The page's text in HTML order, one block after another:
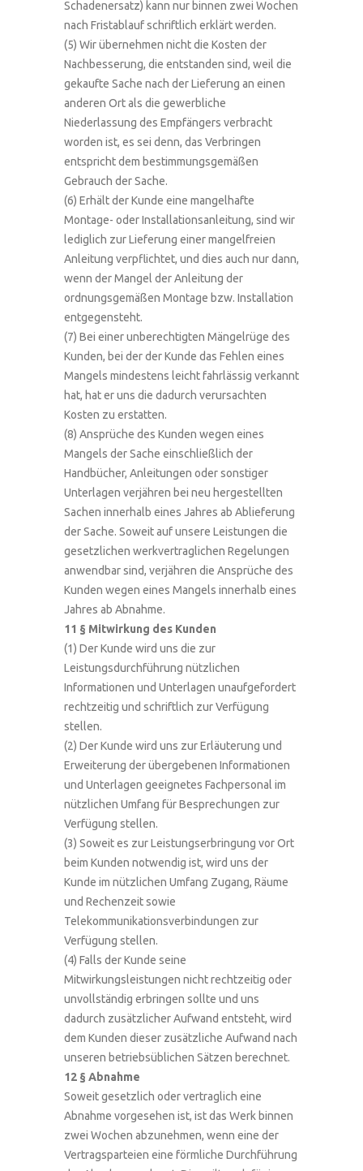
Schadenersatz) kann nur binnen zwei Wochen
nach Fristablauf schriftlich erklärt werden.
(5) Wir übernehmen nicht die Kosten der
Nachbesserung, die entstanden sind, weil die
gekaufte Sache nach der Lieferung an einen
anderen Ort als die gewerbliche
Niederlassung des Empfängers verbracht
worden ist, es sei denn, das Verbringen
entspricht dem bestimmungsgemäßen
Gebrauch der Sache.
(6) Erhält der Kunde eine mangelhafte
Montage- oder Installationsanleitung, sind wir
lediglich zur Lieferung einer mangelfreien
Anleitung verpflichtet, und dies auch nur dann,
wenn der Mangel der Anleitung der
ordnungsgemäßen Montage bzw. Installation
entgegensteht.
(7) Bei einer unberechtigten Mängelrüge des
Kunden, bei der der Kunde das Fehlen eines
Mangels mindestens leicht fahrlässig verkannt
hat, hat er uns die dadurch verursachten
Kosten zu erstatten.
(8) Ansprüche des Kunden wegen eines
Mangels der Sache einschließlich der
Handbücher, Anleitungen oder sonstiger
Unterlagen verjähren bei neu hergestellten
Sachen innerhalb eines Jahres ab Ablieferung
der Sache. Soweit auf unsere Leistungen die
gesetzlichen werkvertraglichen Regelungen
anwendbar sind, verjähren die Ansprüche des
Kunden wegen eines Mangels innerhalb eines
Jahres ab Abnahme.
11 § Mitwirkung des Kunden
(1) Der Kunde wird uns die zur
Leistungsdurchführung nützlichen
Informationen und Unterlagen unaufgefordert
rechtzeitig und schriftlich zur Verfügung
stellen.
(2) Der Kunde wird uns zur Erläuterung und
Erweiterung der übergebenen Informationen
und Unterlagen geeignetes Fachpersonal im
nützlichen Umfang für Besprechungen zur
Verfügung stellen.
(3) Soweit es zur Leistungserbringung vor Ort
beim Kunden notwendig ist, wird uns der
Kunde im nützlichen Umfang Zugang, Räume
und Rechenzeit sowie
Telekommunikationsverbindungen zur
Verfügung stellen.
(4) Falls der Kunde seine
Mitwirkungsleistungen nicht rechtzeitig oder
unvollständig erbringen sollte und uns
dadurch zusätzlicher Aufwand entsteht, wird
dem Kunden dieser zusätzliche Aufwand nach
unseren betriebsüblichen Sätzen berechnet.
12 § Abnahme
Soweit gesetzlich oder vertraglich eine
Abnahme vorgesehen ist, ist das Werk binnen
zwei Wochen abzunehmen, wenn eine der
Vertragsparteien eine förmliche Durchführung